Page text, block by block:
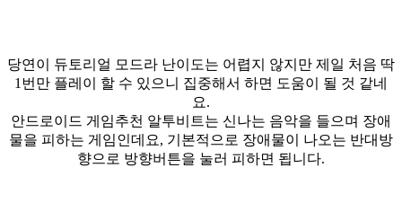
당연이 듀토리얼 모드라 난이도는 어렵지 않지만 제일 처음 딱
1번만 플레이 할 수 있으니 집중해서 하면 도움이 될 것 같네
요.
안드로이드 게임추천 알투비트는 신나는 음악을 들으며 장애
물을 피하는 게임인데요, 기본적으로 장애물이 나오는 반대방
향으로 방향버튼을 눌러 피하면 됩니다.